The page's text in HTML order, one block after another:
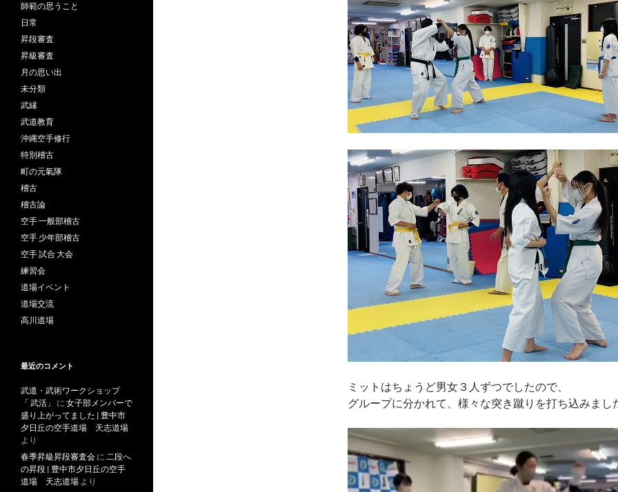
ミットはちょうど男女３人ずつでしたので、
グループに分かれて、様々な突き蹴りを打ち込みまし
動
画
プ
レ
師範の思うこと
日常
昇段審査
昇級審査
月の思い出
未分類
武縁
武道教育
沖縄空手修行
特別稽古
町の元氣隊
稽古
稽古論
空手 一般部稽古
空手 少年部稽古
空手 試合 大会
練習会
道場イベント
道場交流
高川道場
最近のコメント
武道・武術ワークショップ
「 武活」
に 女子部メンバーで
盛り上がってました | 豊中市
夕日丘の空手道場 天志道場
より
春季昇級昇段審査会 に 二段へ
の昇段 | 豊中市夕日丘の空手
道場 天志道場 より